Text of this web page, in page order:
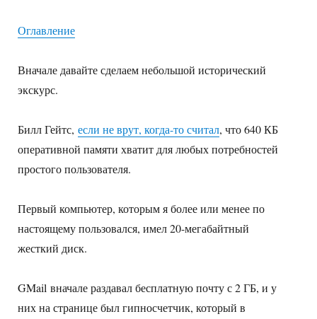
Оглавление
Вначале давайте сделаем небольшой исторический
экскурс.
Билл Гейтс, если не врут, когда-то считал, что 640 КБ
оперативной памяти хватит для любых потребностей
простого пользователя.
Первый компьютер, которым я более или менее по
настоящему пользовался, имел 20-мегабайтный
жесткий диск.
GMail вначале раздавал бесплатную почту с 2 ГБ, и у
них на странице был гипносчетчик, который в